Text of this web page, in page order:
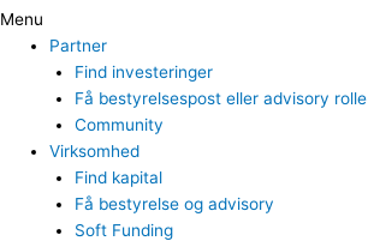
Menu
Partner
Find investeringer
Få bestyrelsespost eller advisory rolle
Community
Virksomhed
Find kapital
Få bestyrelse og advisory
Soft Funding